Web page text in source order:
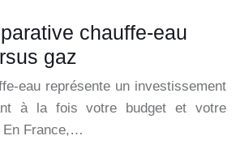
chauffe-eau
gaz
eau représente un investissement
à la fois votre budget et votre
En France,…